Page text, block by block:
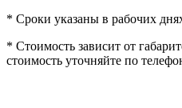
* Сроки указаны в рабочих
* Стоимость зависит от
стоимость уточняйте по